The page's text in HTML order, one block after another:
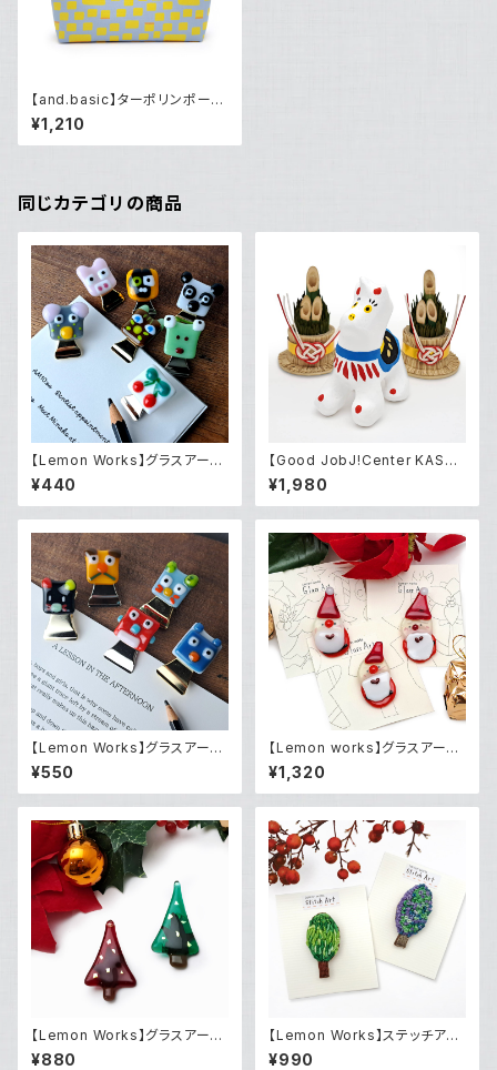
【and.basic】ターポリンポーチ
「カステラ」
¥1,210
同じカテゴリの商品
【Lemon Works】グラスアー
ト クリップ（小）
¥440
【Good JobJ!Center KASHI
BA】2025年干支飾り「午」（張り
子）
¥1,980
【Lemon Works】グラスアー
ト クリップ（大）
¥550
【Lemon works】グラスアート
サンタのブローチ
¥1,320
【Lemon Works】グラスアート
ツリーブローチ
¥880
【Lemon Works】ステッチアー
ト ふわもこブローチ（Tree）
¥990